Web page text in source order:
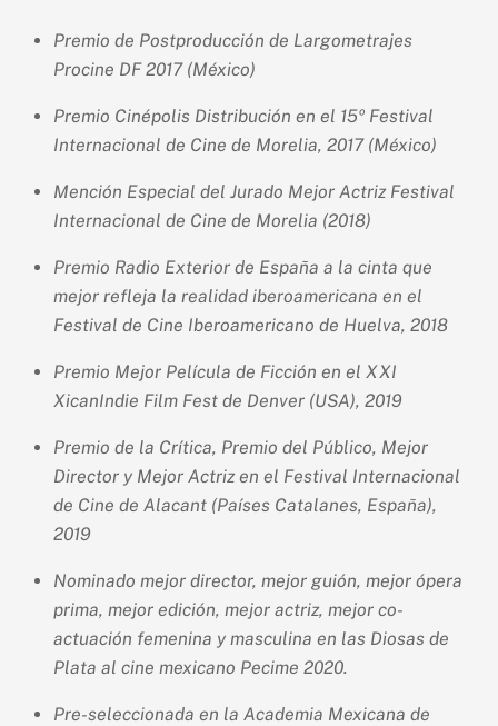
Premio de Postproducción de Largometrajes
Procine DF 2017 (México)
Premio Cinépolis Distribución en el 15º Festival
Internacional de Cine de Morelia, 2017 (México)
Mención Especial del Jurado Mejor Actriz Festival
Internacional de Cine de Morelia (2018)
Premio Radio Exterior de España a la cinta que
mejor refleja la realidad iberoamericana en el
Festival de Cine Iberoamericano de Huelva, 2018
Premio Mejor Película de Ficción en el XXI
XicanIndie Film Fest de Denver (USA), 2019
Premio de la Crítica, Premio del Público, Mejor
Director y Mejor Actriz en el Festival Internacional
de Cine de Alacant (Países Catalanes, España),
2019
Nominado mejor director, mejor guión, mejor ópera
prima, mejor edición, mejor actriz, mejor co-
actuación femenina y masculina en las Diosas de
Plata al cine mexicano Pecime 2020.
Pre-seleccionada en la Academia Mexicana de